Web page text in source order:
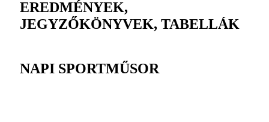
EREDMÉNYEK,
JEGYZŐKÖNYVEK, TABELLÁK
NAPI SPORTMŰSOR